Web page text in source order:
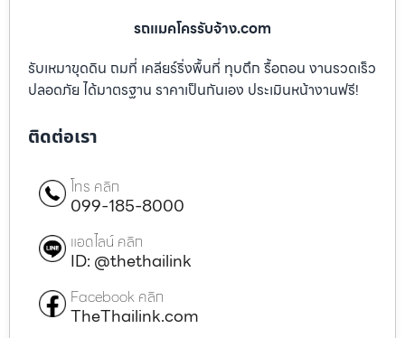
รถแมคโครรับจ้าง.com
รับเหมาขุดดิน ถมที่ เคลียร์ริ่งพื้นที่ ทุบตึก รื้อถอน งานรวดเร็ว
ปลอดภัย ได้มาตรฐาน ราคาเป็นกันเอง ประเมินหน้างานฟรี!
ติดต่อเรา
โทร คลิก
099-185-8000
แอดไลน์ คลิก
ID: @thethailink
Facebook คลิก
TheThailink.com